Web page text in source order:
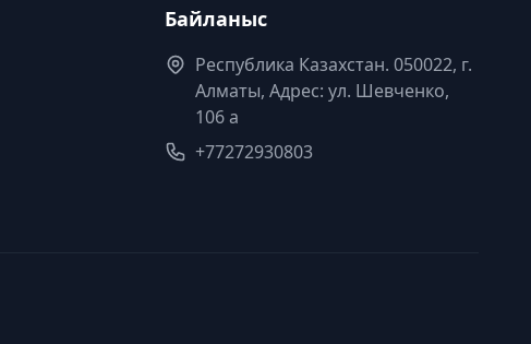
Байланыс
Республика Казахстан. 050022, г.
Алматы, Адрес: ул. Шевченко,
106 а
+77272930803